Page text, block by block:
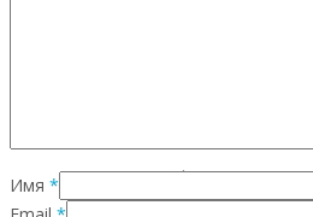
Инфаркта
Имя *